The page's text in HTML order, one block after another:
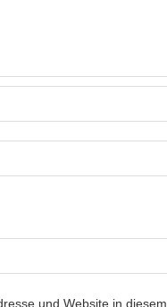
und Website in diesem